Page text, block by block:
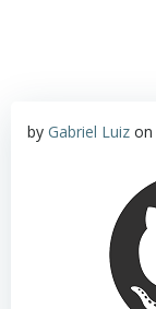
by Gabriel Luiz on